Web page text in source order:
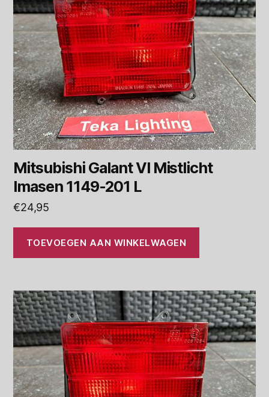
Mitsubishi Galant VI Mistlicht
Imasen 1149-201 L
€24,95
TOEVOEGEN AAN WINKELWAGEN